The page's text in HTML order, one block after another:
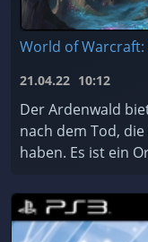
World of Warcraft:
21.04.22 10:12
Der Ardenwald
nach dem Tod,
haben. Es ist ein
...